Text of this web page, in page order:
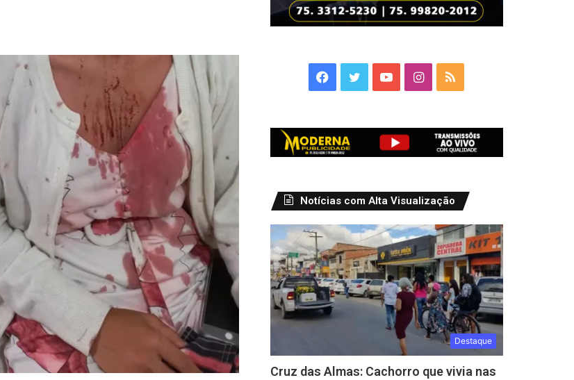
Facebook
TwitterYouTubeInstagram
RSS
Notícias com Alta Visualização
Destaque
Cruz das Almas: Cachorro que vivia nas